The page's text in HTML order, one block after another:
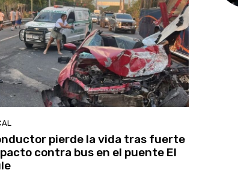
pierde la vida tras fuerte
contra bus en el puente El